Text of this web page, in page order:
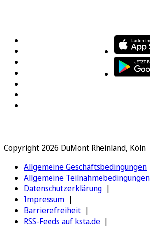
Copyright 2026 DuMont Rheinland, Köln
Allgemeine Geschäftsbedingungen
Allgemeine Teilnahmebedingungen
Datenschutzerklärung
Impressum
Barrierefreiheit
RSS-Feeds auf ksta.de